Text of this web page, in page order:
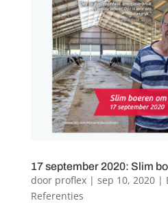
17 september 2020: Slim
door proflex| sep 10, 2020|
Referenties